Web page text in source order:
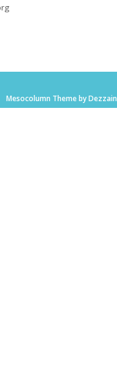
Mesocolumn Theme by Dezzain